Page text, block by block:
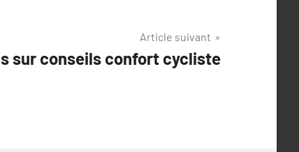
Article suivant
sur conseils confort cycliste